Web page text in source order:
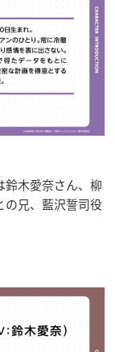
鈴木愛奈さん、柳
の兄、藍沢誓司役